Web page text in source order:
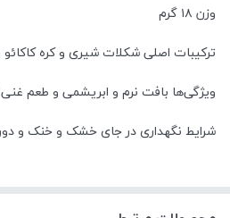
وزن ۱۸ گرم
ترکیبات اصلی شکلات شیری و کره
ویژگی‌ها بافت نرم و ابریشمی و طعم
شرایط نگهداری در جای خشک و خنک و